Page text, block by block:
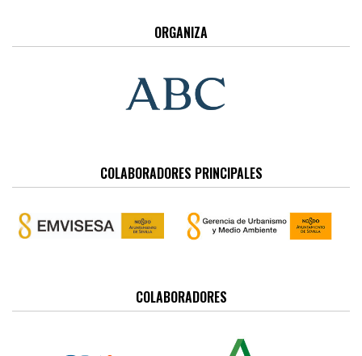
ORGANIZA
COLABORADORES PRINCIPALES
COLABORADORES